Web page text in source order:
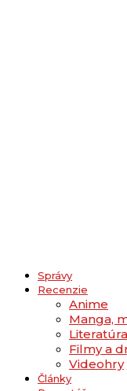
Správy
Recenzie
Anime
Manga,
Literatúra
Filmy a
Videohry
Články